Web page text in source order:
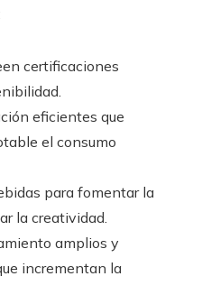
certificaciones
eficientes que
el consumo
para fomentar la
la creatividad.
amplios y
incrementan la